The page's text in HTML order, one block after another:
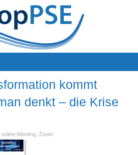
kommt
denkt – die Krise
online-Meeting Zoom